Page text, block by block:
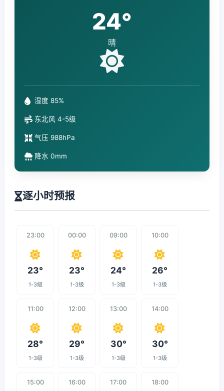
24°
晴
湿度 85%
东北风 4-5级
气压 988hPa
降水 0mm
逐小时预报
23:00
23°
1-3级
00:00
23°
1-3级
09:00
24°
1-3级
10:00
26°
1-3级
11:00
28°
1-3级
12:00
29°
1-3级
13:00
30°
1-3级
14:00
30°
1-3级
15:00 16:00 17:00 18:00